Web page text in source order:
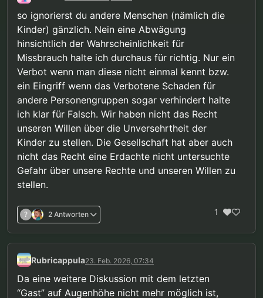
Herangehensweise, da durch diese Denke der
Mensch als Individuum völlig zurücktritt und nur zu
einem Subjekt der Wahrscheinlichkeiten wird.
Ich möchte nicht für das Verhalten anderer
verantwortlich gemacht werden. So eine Abwägung
wäre bei anderen Dingen verständlich, aber nicht
bei so etwas elementarem wie die intimität. Daher
finde ich auch die Unantastbarkeit vom Kernbereich
privater Lebensgestaltung als Idee so schön.
so ignorierst du andere Menschen (nämlich die
Kinder) gänzlich. Nein eine Abwägung
hinsichtlich der Wahrscheinlichkeit für
Missbrauch halte ich durchaus für richtig. Nur ein
Verbot wenn man diese nicht einmal kennt bzw.
ein Eingriff wenn das Verbotene Schaden für
andere Personengruppen sogar verhindert halte
ich klar für Falsch. Wir haben nicht das Recht
unseren Willen über die Unversehrtheit der
Kinder zu stellen. Die Gesellschaft hat aber auch
nicht das Recht eine Erdachte nicht untersuchte
Gefahr über unsere Rechte und unseren Willen zu
stellen.
? 2 Antworten 1
Rubricappula23. Feb. 2026, 07:34
Da eine weitere Diskussion mit dem letzten
“Gast” auf Augenhöhe nicht mehr möglich ist,